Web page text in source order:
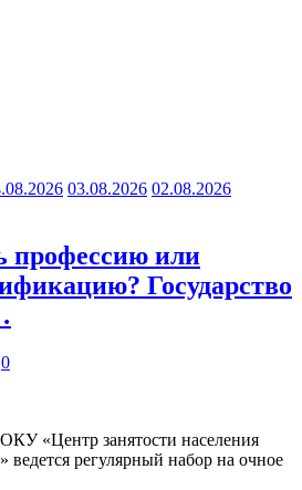
03.08.2026 02.08.2026
профессию или
Государство
0
«Центр занятости населения
ведется регулярный набор на очное